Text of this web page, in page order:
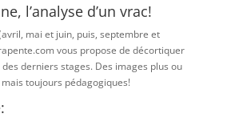
l’analyse d’un vrac!
mai et juin, puis, septembre et
vous propose de décortiquer
derniers stages. Des images plus ou
toujours pédagogiques!